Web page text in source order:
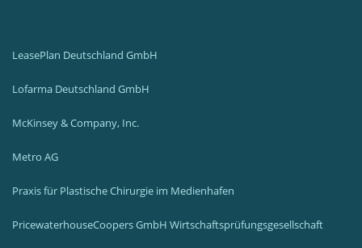
LeasePlan Deutschland GmbH
Lofarma Deutschland GmbH
McKinsey & Company, Inc.
Metro AG
Praxis für Plastische Chirurgie im Medienhafen
PricewaterhouseCoopers GmbH Wirtschaftsprüfungsgesellschaft